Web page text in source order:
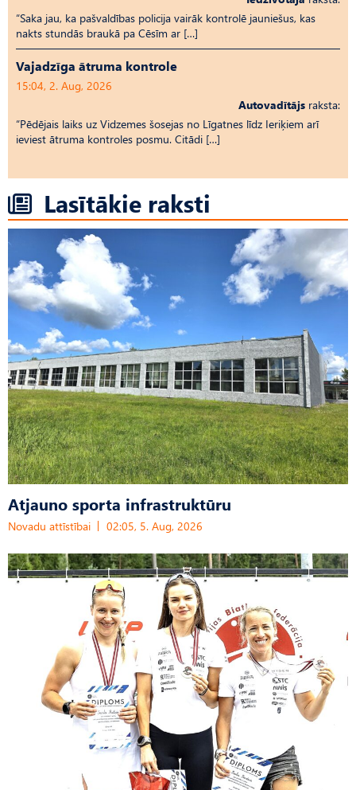
“Saka jau, ka pašvaldības policija vairāk kontrolē jauniešus, kas
nakts stundās braukā pa Cēsīm ar […]
Vajadzīga ātruma kontrole
15:04, 2. Aug, 2026
Autovadītājs raksta:
“Pēdējais laiks uz Vid­ze­mes šosejas no Līgatnes līdz Ieriķiem arī
ieviest ātruma kontroles posmu. Citādi […]
Lasītākie raksti
Atjauno sporta infrastruktūru
Novadu attīstībai 02:05, 5. Aug, 2026